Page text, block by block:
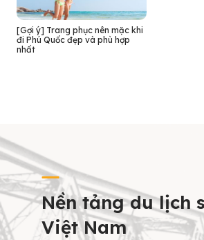
[Gợi ý] Trang phục nên mặc khi
đi Phú Quốc đẹp và phù hợp
nhất
Nền tảng du lịch
Việt Nam